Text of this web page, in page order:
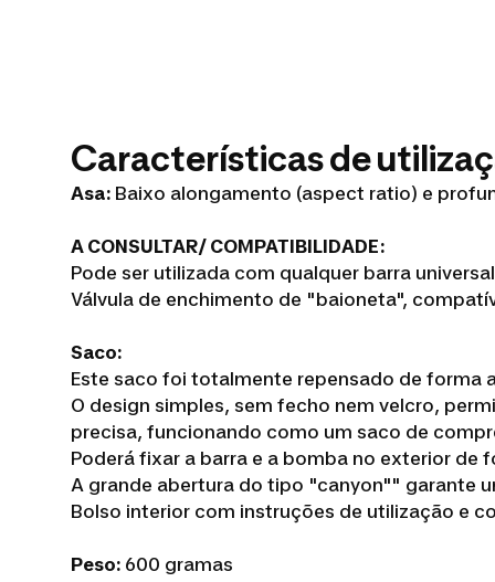
Características de
Asa: Baixo alongamento (aspect ratio) e
A CONSULTAR/ COMPATIBILIDADE:
Pode ser utilizada com qualquer barra
Válvula de enchimento de "baioneta",
Saco:
Este saco foi totalmente repensado de forma
O design simples, sem fecho nem velcro,
precisa, funcionando como um saco de
Poderá fixar a barra e a bomba no exterior de
A grande abertura do tipo "canyon"" garante
Bolso interior com instruções de utilização e
Peso: 600 gramas